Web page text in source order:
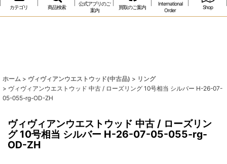
カテゴリ 商品検索
公式アプリのご
案内
買取のご案内
International
Order
Shop
ホーム > ヴィヴィアンウエストウッド(中古品) > リング
> ヴィヴィアンウエストウッド 中古 / ローズリング 10号相当 シルバー H-26-07-
05-055-rg-OD-ZH
ヴィヴィアンウエストウッド 中古 / ローズリン
グ 10号相当 シルバー H-26-07-05-055-rg-
OD-ZH